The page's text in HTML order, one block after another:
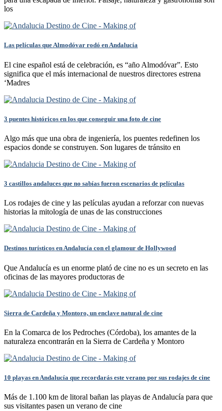
los
Las películas que Almodóvar rodó en Andalucía
El cine español está de celebración, es “año Almodóvar”. Esto
significa que el más internacional de nuestros directores estrena
‘Madres
3 puentes históricos en los que conseguir una foto de cine
Algo más que una obra de ingeniería, los puentes redefinen los
espacios donde se construyen. Son lugares de tránsito en
3 castillos andaluces que no sabías fueron escenarios de películas
Los rodajes de cine y las películas ayudan a reforzar con nuevas
historias la mitología de unas de las construcciones
Destinos turísticos en Andalucía con el glamour de Hollywood
Que Andalucía es un enorme plató de cine no es un secreto en las
oficinas de las mayores productoras de
Sierra de Cardeña y Montoro, un enclave natural de cine
En la Comarca de los Pedroches (Córdoba), los amantes de la
naturaleza encontrarán en la Sierra de Cardeña y Montoro
10 playas en Andalucía que recordarás este verano por sus rodajes de cine
Más de 1.100 km de litoral bañan las playas de Andalucía para que
sus visitantes pasen un verano de cine